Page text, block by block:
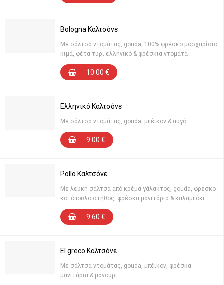
Bologna Καλτσόνε
Με σάλτσα ντομάτας, gouda, 100% φρέσκο μοσχαρίσιο
κιμά, φέτα τυρί ελληνικό & φρέσκια ντομάτα
10.00 €
Ελληνικό Καλτσόνε
Με σάλτσα ντομάτας, gouda, μπέικον & αυγό
9.00 €
Pollo Καλτσόνε
Με λευκή σάλτσα από κρέμα γάλακτος, gouda, φρέσκο
κοτόπουλο στήθος, φρέσκα μανιτάρια & καλαμπόκι
9.60 €
El greco Καλτσόνε
Με σάλτσα ντομάτας, gouda, μπέικον, φρέσκα
μανιτάρια & μανούρι